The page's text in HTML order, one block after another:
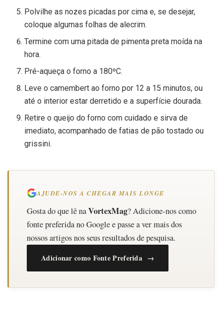
Polvilhe as nozes picadas por cima e, se desejar,
coloque algumas folhas de alecrim.
Termine com uma pitada de pimenta preta moída na
hora.
Pré-aqueça o forno a 180ºC.
Leve o camembert ao forno por 12 a 15 minutos, ou
até o interior estar derretido e a superfície dourada.
Retire o queijo do forno com cuidado e sirva de
imediato, acompanhado de fatias de pão tostado ou
grissini.
AJUDE-NOS A CHEGAR MAIS LONGE
Gosta do que lê naVortexMag? Adicione-nos como
fonte preferida no Google e passe a ver mais dos
nossos artigos nos seus resultados de pesquisa.
Adicionar como Fonte Preferida →